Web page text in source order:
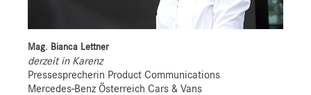
Mag. Bianca Lettner
derzeit in Karenz
Pressesprecherin Product Communications
Mercedes-Benz Österreich Cars & Vans